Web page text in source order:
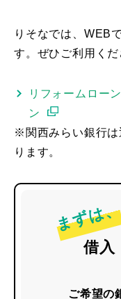
りそなでは、WEB
す。ぜひご利用くだ
リフォームロー
ン
※関西みらい銀行は
ります。
まずは
借入
ご希望の